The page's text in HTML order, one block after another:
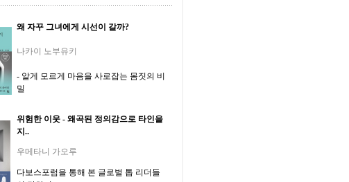
왜 자꾸 그녀에게 시선이 갈까?
나카이 노부유키
- 알게 모르게 마음을 사로잡는 몸짓의 비
밀
위험한 이웃 - 왜곡된 정의감으로 타인을
지..
우메타니 가오루
다보스포럼을 통해 본 글로벌 톱 리더들